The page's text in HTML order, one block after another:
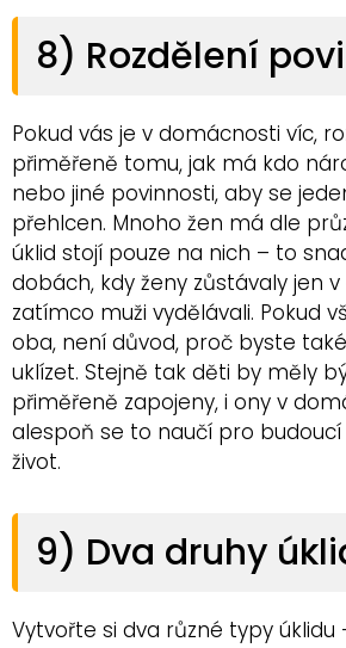
8) Rozdělení
Pokud vás je v domácnosti víc,
přiměřeně tomu, jak má kdo
nebo jiné povinnosti, aby se
přehlcen. Mnoho žen má dle
úklid stojí pouze na nich – to
dobách, kdy ženy zůstávaly jen
zatímco muži vydělávali. Pokud
oba, není důvod, proč byste
uklízet. Stejně tak děti by měly
přiměřeně zapojeny, i ony v
alespoň se to naučí pro
život.
9) Dva druhy
Vytvořte si dva různé typy